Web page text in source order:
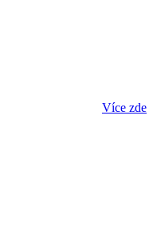
Více zde